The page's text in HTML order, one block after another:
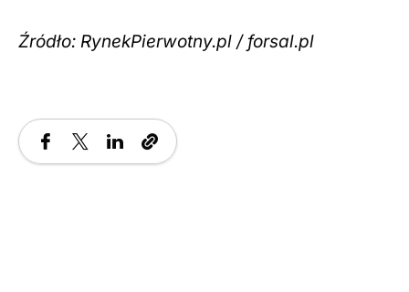
Źródło: RynekPierwotny.pl / forsal.pl